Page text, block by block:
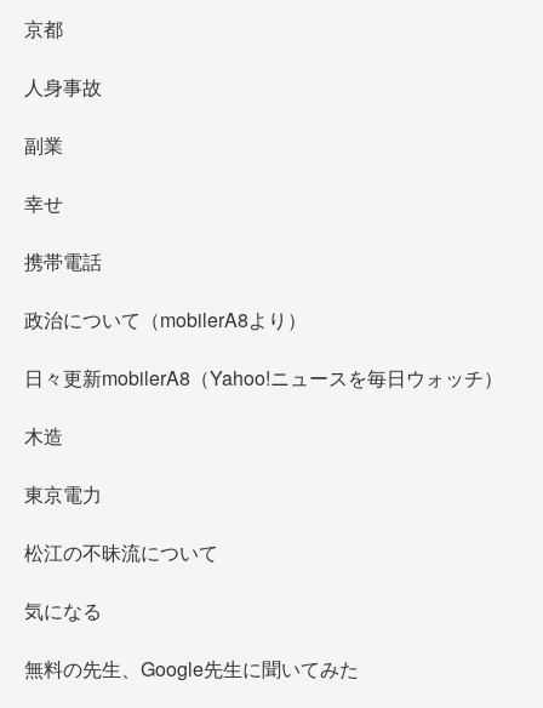
京都
人身事故
副業
幸せ
携帯電話
政治について（mobilerA8より）
日々更新mobilerA8（Yahoo!ニュースを毎日ウォッチ）
木造
東京電力
松江の不昧流について
気になる
無料の先生、Google先生に聞いてみた